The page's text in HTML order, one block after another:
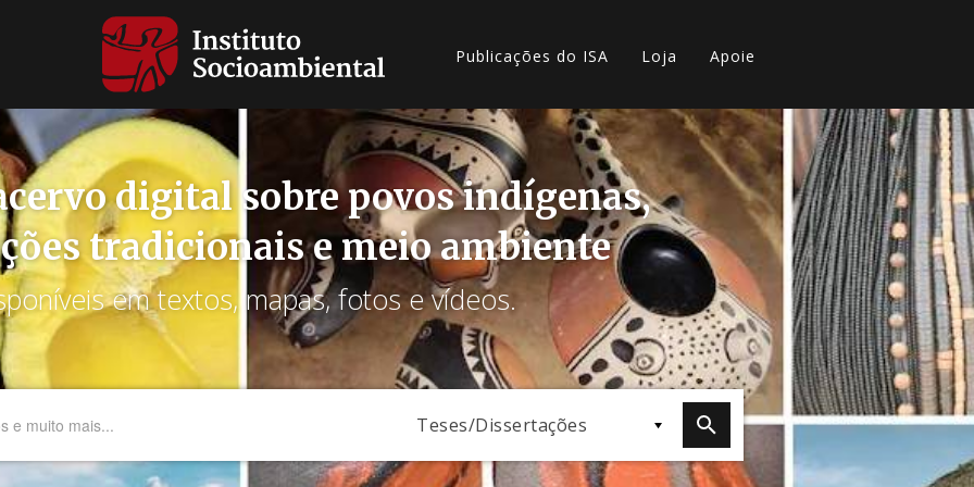
Publicações do ISA Loja Apoie
digital sobre povos indígenas,
tradicionais e meio ambiente
em textos, mapas, fotos e vídeos.
Teses/Dissertações